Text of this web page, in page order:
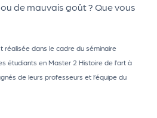
de mauvais goût ? Que vous
réalisée dans le cadre du séminaire
étudiants en Master 2 Histoire de l’art à
de leurs professeurs et l’équipe du